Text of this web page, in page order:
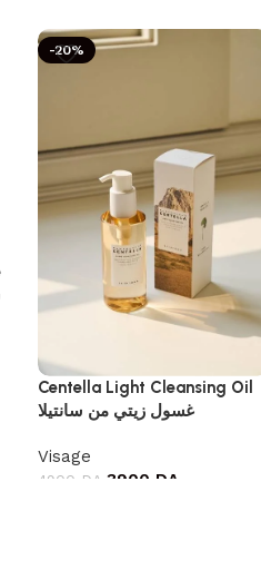
-20%
Centella Light Cleansing Oil
غسول زيتي من سانتيلا
Visage
4900 DA 3900 DA